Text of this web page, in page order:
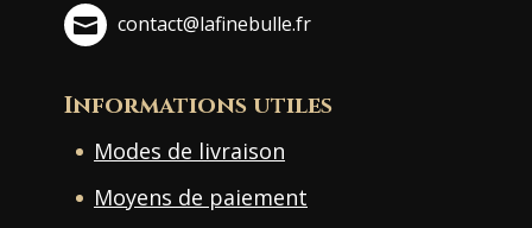
contact@lafinebulle.fr
Informations utiles
Modes de livraison
Moyens de paiement